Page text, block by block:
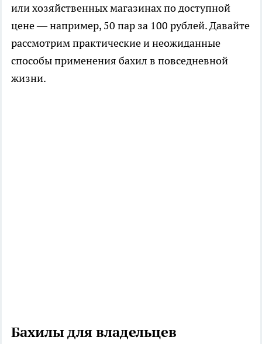
или хозяйственных магазинах по доступной
цене — например, 50 пар за 100 рублей. Давайте
рассмотрим практические и неожиданные
способы применения бахил в повседневной
жизни.
Бахилы для владельцев